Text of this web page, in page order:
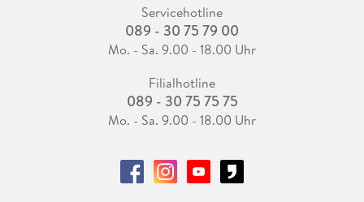
Servicehotline
089 - 30 75 79 00
Mo. - Sa. 9.00 - 18.00 Uhr
Filialhotline
089 - 30 75 75 75
Mo. - Sa. 9.00 - 18.00 Uhr